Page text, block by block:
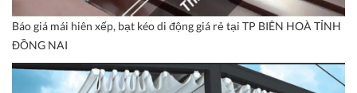
Báo giá mái hiên xếp, bạt kéo di động giá rẻ tại TP BIÊN HOÀ TỈNH
ĐỒNG NAI